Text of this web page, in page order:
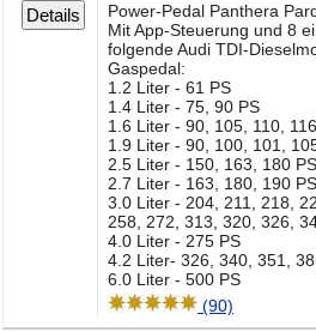
Details
Power-Pedal Panthera
Mit App-Steuerung und 8
folgende Audi TDI-
Gaspedal:
1.2 Liter - 61 PS
1.4 Liter - 75, 90 PS
1.6 Liter - 90, 105, 110,
1.9 Liter - 90, 100, 101,
2.5 Liter - 150, 163, 180 PS
2.7 Liter - 163, 180, 190 PS
3.0 Liter - 204, 211, 218,
258, 272, 313, 320, 326,
4.0 Liter - 275 PS
4.2 Liter- 326, 340, 351,
6.0 Liter - 500 PS
(90)